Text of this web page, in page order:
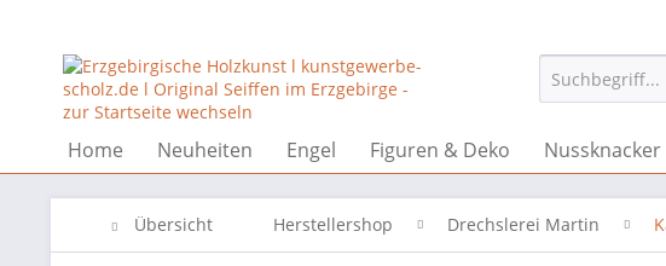
Home Neuheiten Engel Figuren & Deko Nussknacker
Übersicht Herstellershop Drechslerei Martin